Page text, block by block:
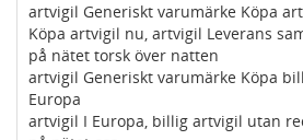
artvigil Generiskt varumärke Köpa
Köpa artvigil nu, artvigil Leverans
på nätet torsk över natten
artvigil Generiskt varumärke Köpa
Europa
artvigil I Europa, billig artvigil utan